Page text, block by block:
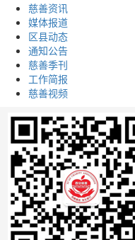
慈善资讯
媒体报道
区县动态
通知公告
慈善季刊
工作简报
慈善视频